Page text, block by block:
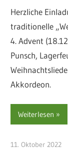
Herzliche
traditionelle
4. Advent
Punsch,
Akkordeon.
Weiterlesen
11. Oktober 2022